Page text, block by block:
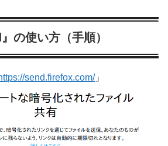
の使い方（手順）
send.firefox.com/」